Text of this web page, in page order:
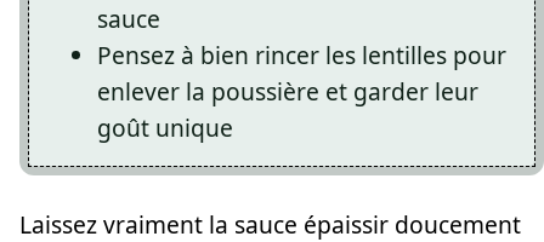
sauce
Pensez à bien rincer les lentilles pour
enlever la poussière et garder leur
goût unique
Laissez vraiment la sauce épaissir doucement